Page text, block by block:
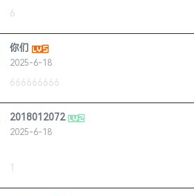
6
你们
2025-6-18
666666666
2018012072
2025-6-18
1